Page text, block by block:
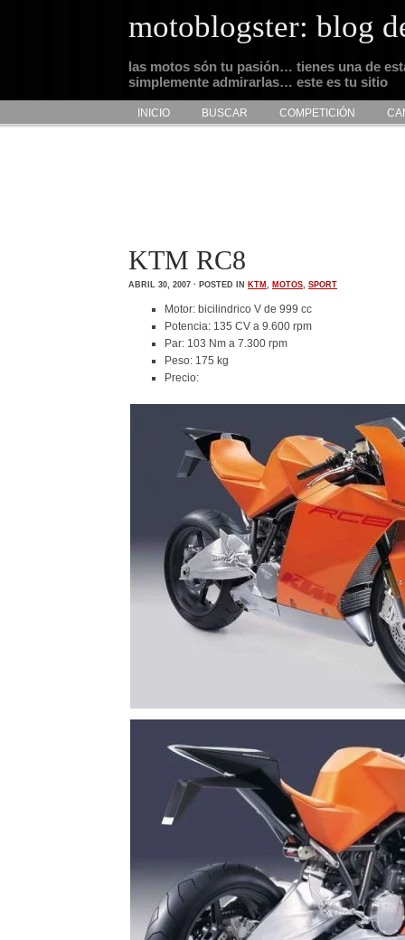
motoblogster: blog
las motos són tu pasión… tienes una de
simplemente admirarlas… este es tu sitio
INICIO BUSCAR COMPETICIÓN
KTM RC8
ABRIL 30, 2007 · POSTED IN KTM , MOTOS, SPORT
Motor: bicilindrico V de 999 cc
Potencia: 135 CV a 9.600 rpm
Par: 103 Nm a 7.300 rpm
Peso: 175 kg
Precio: